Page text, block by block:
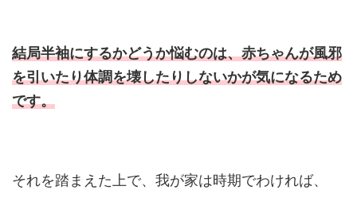
結局半袖にするかどうか悩むのは、赤ちゃんが風邪
を引いたり体調を壊したりしないかが気になるため
です。
それを踏まえた上で、我が家は時期でわければ、